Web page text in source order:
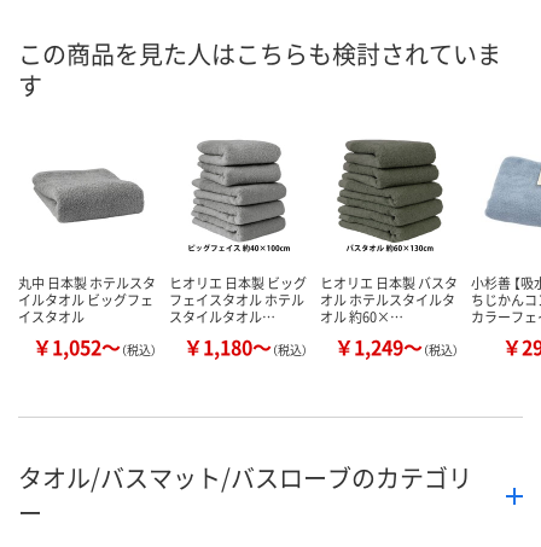
8月11日（火）
カゴへ カ
この商品を見た人はこちらも検討されていま
す
丸中 日本製 ホテルスタ
イルタオル ビッグフェ
イスタオル
￥1,052～（税込）
ヒオリエ 日本製 ビッグ
フェイスタオル ホテル
スタイルタオル…
￥1,180～（税込）
ヒオリエ 日本製 バスタ
オル ホテルスタイルタ
オル 約60×…
￥1,249～（税込）
小杉善 【吸
ちじかん
カラーフ
￥
タオル/バスマット/バスローブのカテゴリ
ー